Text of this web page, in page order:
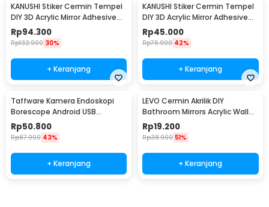
KANUSHI Stiker Cermin Tempel
DIY 3D Acrylic Mirror Adhesive
100U 50x100cm - KN-100
Rp94.300
Rp132.900 30%
+ Keranjang
KANUSHI Stiker Cermin Tempel
DIY 3D Acrylic Mirror Adhesive
100U 50x50cm - KN-100
Rp45.000
Rp76.900 42%
+ Keranjang
Taffware Kamera Endoskopi
Borescope Android USB
Waterproof 5.5mm - TES-EN-
AN99
Rp50.800
Rp87.900 43%
+ Keranjang
LEVO Cermin Akrilik DIY
Bathroom Mirrors Acrylic Wall
Decor 15cm 5 PCS - L02
Rp19.200
Rp38.900 51%
+ Keranjang